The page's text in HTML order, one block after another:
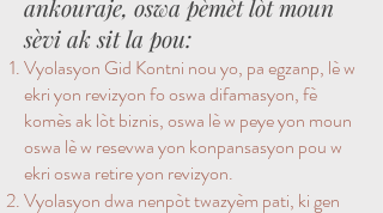
ankouraje, oswa pèmèt lòt moun
sèvi ak sit la pou:
Vyolasyon Gid Kontni nou yo, pa egzanp, lè w
ekri yon revizyon fo oswa difamasyon, fè
komès ak lòt biznis, oswa lè w peye yon moun
oswa lè w resevwa yon konpansasyon pou w
ekri oswa retire yon revizyon.
Vyolasyon dwa nenpòt twazyèm pati, ki gen